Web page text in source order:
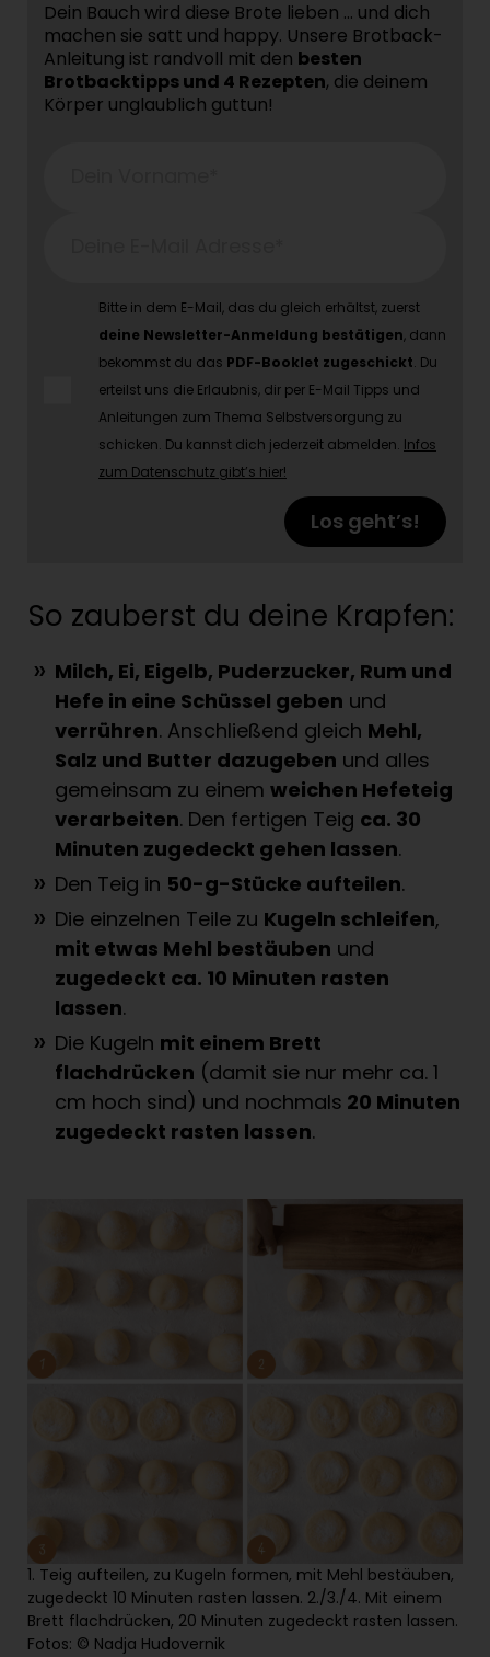
Dein Bauch wird diese Brote lieben … und dich
machen sie satt und happy. Unsere Brotback-
Anleitung ist randvoll mit den besten
Brotbacktipps und 4 Rezepten, die deinem
Körper unglaublich guttun!
Bitte in dem E-Mail, das du gleich erhältst, zuerst
deine Newsletter-Anmeldung bestätigen, dann
bekommst du das PDF-Booklet zugeschickt. Du
erteilst uns die Erlaubnis, dir per E-Mail Tipps und
Anleitungen zum Thema Selbstversorgung zu
schicken. Du kannst dich jederzeit abmelden. Infos
zum Datenschutz gibt’s hier!
Los geht’s!
So zauberst du deine Krapfen:
Milch, Ei, Eigelb, Puderzucker, Rum und
Hefe in eine Schüssel geben und
verrühren. Anschließend gleich Mehl,
Salz und Butter dazugeben und alles
gemeinsam zu einemweichen Hefeteig
verarbeiten. Den fertigen Teig ca. 30
Minuten zugedeckt gehen lassen.
Den Teig in 50-g-Stücke aufteilen.
Die einzelnen Teile zu Kugeln schleifen,
mit etwas Mehl bestäuben und
zugedeckt ca. 10 Minuten rasten
lassen.
Die Kugeln mit einem Brett
flachdrücken (damit sie nur mehr ca. 1
cm hoch sind) und nochmals 20 Minuten
zugedeckt rasten lassen.
1. Teig aufteilen, zu Kugeln formen, mit Mehl bestäuben,
zugedeckt 10 Minuten rasten lassen. 2./3./4. Mit einem
Brett flachdrücken, 20 Minuten zugedeckt rasten lassen.
Fotos: © Nadja Hudovernik